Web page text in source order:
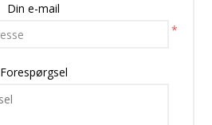
Din e-mail
*
Forespørgsel